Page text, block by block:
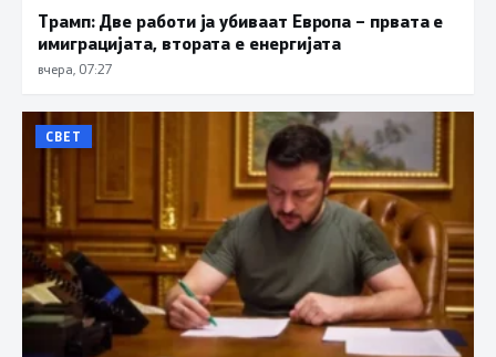
Трамп: Две работи ја убиваат Европа – првата е
имиграцијата, втората е енергијата
вчера, 07:27
СВЕТ